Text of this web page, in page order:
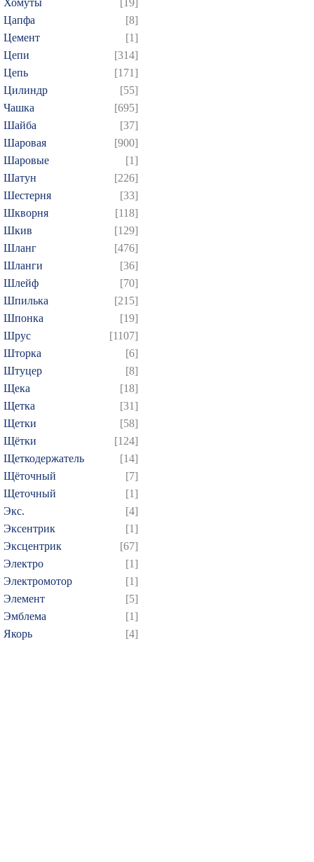
Хомуты
[19]
Цапфа
[8]
Цемент
[1]
Цепи
[314]
Цепь
[171]
Цилиндр
[55]
Чашка
[695]
Шайба
[37]
Шаровая
[900]
Шаровые
[1]
Шатун
[226]
Шестерня
[33]
Шкворня
[118]
Шкив
[129]
Шланг
[476]
Шланги
[36]
Шлейф
[70]
Шпилька
[215]
Шпонка
[19]
Шрус
[1107]
Шторка
[6]
Штуцер
[8]
Щека
[18]
Щетка
[31]
Щетки
[58]
Щётки
[124]
Щеткодержатель
[14]
Щёточный
[7]
Щеточный
[1]
Экс.
[4]
Эксентрик
[1]
Эксцентрик
[67]
Электро
[1]
Электромотор
[1]
Элемент
[5]
Эмблема
[1]
Якорь
[4]